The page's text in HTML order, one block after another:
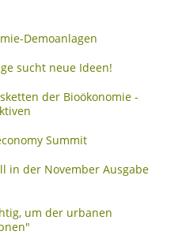
Demoanlagen
sucht neue Ideen!
der Bioökonomie -
Summit
in der November Ausgabe
um der urbanen